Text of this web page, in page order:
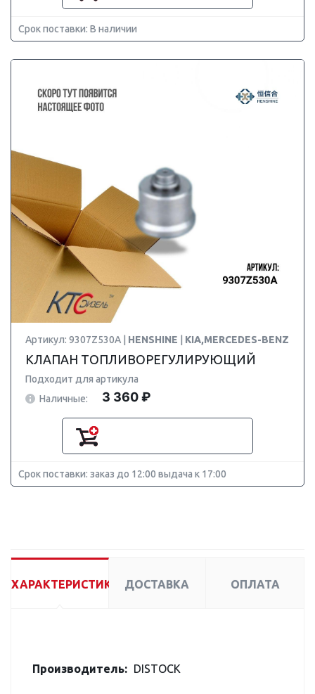
Срок поставки: В наличии
Артикул: 9307Z530A | HENSHINE KIA,MERCEDES-BENZ
КЛАПАН ТОПЛИВОРЕГУЛИРУЮЩИЙ
Подходит для артикула
Наличные:
3 360 ₽
Срок поставки: заказ до 12:00 выдача к 17:00
ХАРАКТЕРИСТИКИ ДОСТАВКА ОПЛАТА
Производитель: DISTOCK